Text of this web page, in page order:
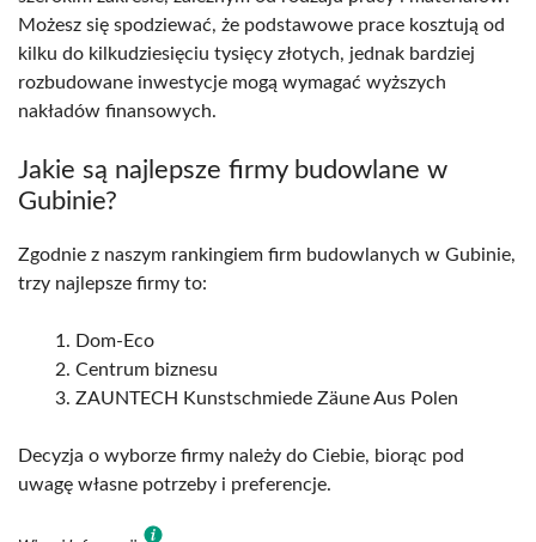
Możesz się spodziewać, że podstawowe prace kosztują od
kilku do kilkudziesięciu tysięcy złotych, jednak bardziej
rozbudowane inwestycje mogą wymagać wyższych
nakładów finansowych.
Jakie są najlepsze firmy budowlane w
Gubinie?
Zgodnie z naszym rankingiem firm budowlanych w Gubinie,
trzy najlepsze firmy to:
Dom-Eco
Centrum biznesu
ZAUNTECH Kunstschmiede Zäune Aus Polen
Decyzja o wyborze firmy należy do Ciebie, biorąc pod
uwagę własne potrzeby i preferencje.